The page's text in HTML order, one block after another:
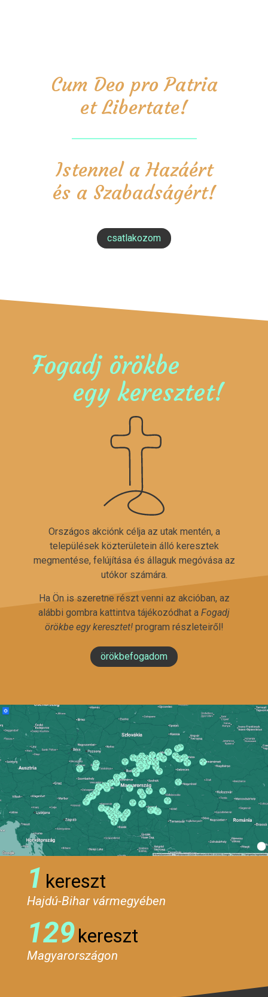
Cum Deo pro Patria
et Libertate!
Istennel a Hazáért
és a Szabadságért!
csatlakozom
Fogadj örökbe
egy keresztet!
Országos akciónk célja az utak mentén, a
települések közterületein álló keresztek
megmentése, felújítása és állaguk megóvása az
utókor számára.
Ha Ön is szeretne részt venni az akcióban, az
alábbi gombra kattintva tájékozódhat a Fogadj
örökbe egy keresztet!program részleteiről!
örökbefogadom
1 kereszt
Hajdú-Bihar vármegyében
129kereszt
Magyarországon